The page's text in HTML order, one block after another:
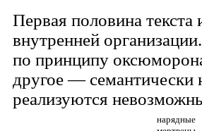
Первая половина
внутренней
по принципу
другое — семантически
реализуются
нарядные